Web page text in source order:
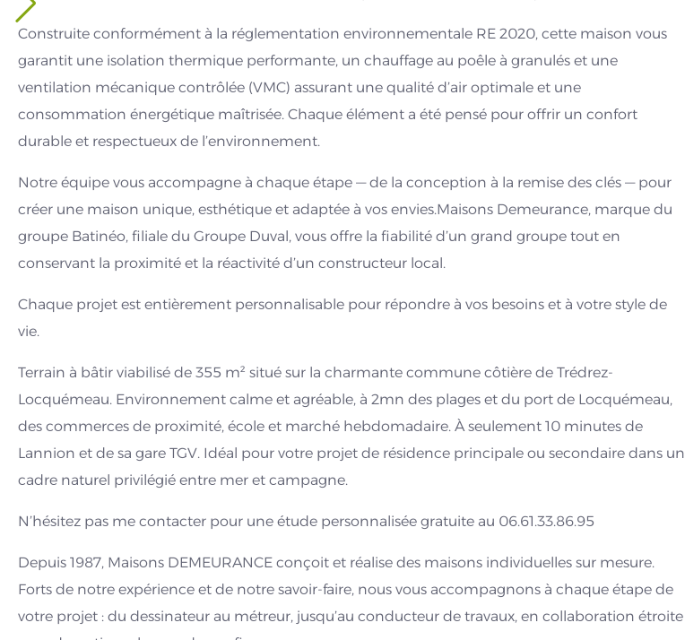
Construite conformément à la réglementation environnementale RE 2020, cette maison vous
garantit une isolation thermique performante, un chauffage au poêle à granulés et une
ventilation mécanique contrôlée (VMC) assurant une qualité d’air optimale et une
consommation énergétique maîtrisée. Chaque élément a été pensé pour offrir un confort
durable et respectueux de l’environnement.
Notre équipe vous accompagne à chaque étape — de la conception à la remise des clés — pour
créer une maison unique, esthétique et adaptée à vos envies.Maisons Demeurance, marque du
groupe Batinéo, filiale du Groupe Duval, vous offre la fiabilité d’un grand groupe tout en
conservant la proximité et la réactivité d’un constructeur local.
Chaque projet est entièrement personnalisable pour répondre à vos besoins et à votre style de
vie.
Terrain à bâtir viabilisé de 355 m² situé sur la charmante commune côtière de Trédrez-
Locquémeau. Environnement calme et agréable, à 2mn des plages et du port de Locquémeau,
des commerces de proximité, école et marché hebdomadaire. À seulement 10 minutes de
Lannion et de sa gare TGV. Idéal pour votre projet de résidence principale ou secondaire dans un
cadre naturel privilégié entre mer et campagne.
N’hésitez pas me contacter pour une étude personnalisée gratuite au 06.61.33.86.95
Depuis 1987, Maisons DEMEURANCE conçoit et réalise des maisons individuelles sur mesure.
Forts de notre expérience et de notre savoir-faire, nous vous accompagnons à chaque étape de
votre projet : du dessinateur au métreur, jusqu’au conducteur de travaux, en collaboration étroite